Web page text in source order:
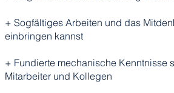
+ Sogfältiges Arbeiten und das
einbringen kannst
+ Fundierte mechanische Kenntnisse
Mitarbeiter und Kollegen